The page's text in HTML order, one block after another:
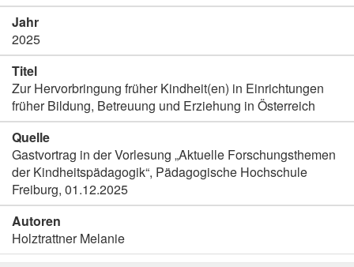
Jahr
2025
Titel
Zur Hervorbringung früher Kindheit(en) in Einrichtungen
früher Bildung, Betreuung und Erziehung in Österreich
Quelle
Gastvortrag in der Vorlesung „Aktuelle Forschungsthemen
der Kindheitspädagogik“, Pädagogische Hochschule
Freiburg, 01.12.2025
Autoren
Holztrattner Melanie